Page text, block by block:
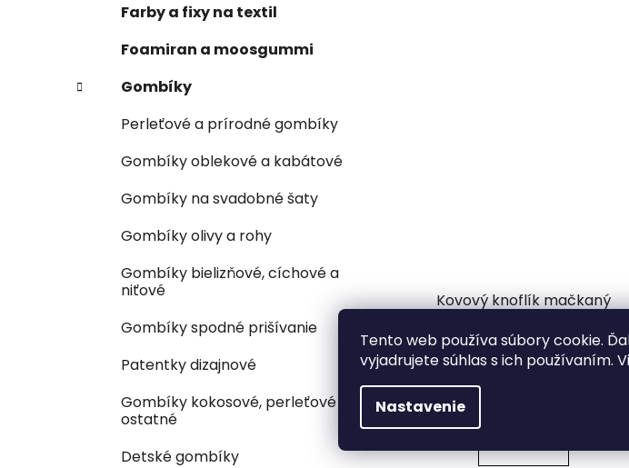
Tento web používa súbory cookie.
vyjadrujete súhlas s ich používaním.
Nastavenie
Farby a fixy na textil
Foamiran a moosgummi
Gombíky
Perleťové a prírodné gombíky
Gombíky oblekové a kabátové
Gombíky na svadobné šaty
Gombíky olivy a rohy
Gombíky bielizňové, cíchové a
niťové
Gombíky spodné prišívanie
Patentky dizajnové
Gombíky kokosové, perleťové a
ostatné
Detské gombíky
Kovový knoflík mačkaný
Odosielame do 7 dní
od